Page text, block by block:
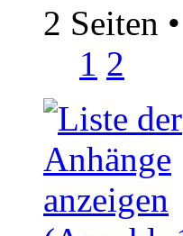
2 Seiten •
1 2